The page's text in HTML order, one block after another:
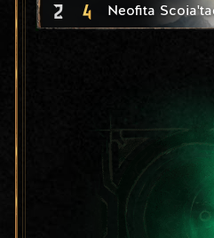
2 4 Neofita